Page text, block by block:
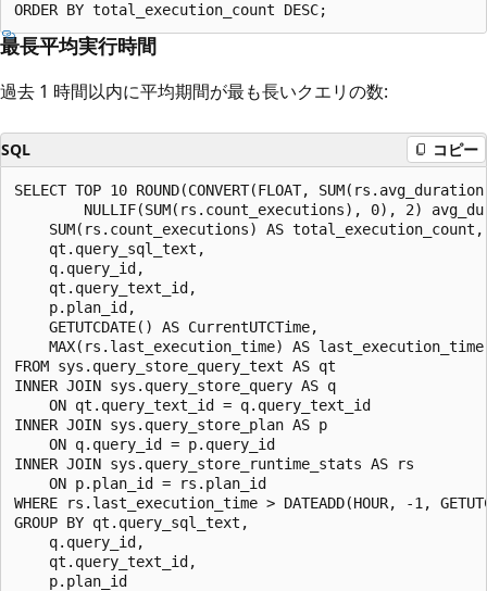
最長平均実行時間
過去 1 時間以内に平均期間が最も長いクエリの数:
SQL コピー
SELECT TOP 10 ROUND(CONVERT(FLOAT,
NULLIF(SUM(rs.count_executions), 0), 2)
    SUM(rs.count_executions) AS total_execution_count,
    qt.query_sql_text,
    q.query_id,
    qt.query_text_id,
    p.plan_id,
    GETUTCDATE() AS CurrentUTCTime,
    MAX(rs.last_execution_time) AS last_execution_time
FROM sys.query_store_query_text AS qt
INNER JOIN sys.query_store_query AS q
    ON qt.query_text_id = q.query_text_id
INNER JOIN sys.query_store_plan AS p
    ON q.query_id = p.query_id
INNER JOIN sys.query_store_runtime_stats AS rs
    ON p.plan_id = rs.plan_id
WHERE rs.last_execution_time > DATEADD(HOUR, -1,
GROUP BY qt.query_sql_text,
    q.query_id,
    qt.query_text_id,
    p.plan_id